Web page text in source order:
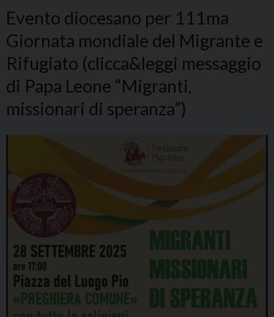
Evento diocesano per 111ma
Giornata mondiale del Migrante e
Rifugiato (clicca&leggi messaggio
di Papa Leone “Migranti,
missionari di speranza”)